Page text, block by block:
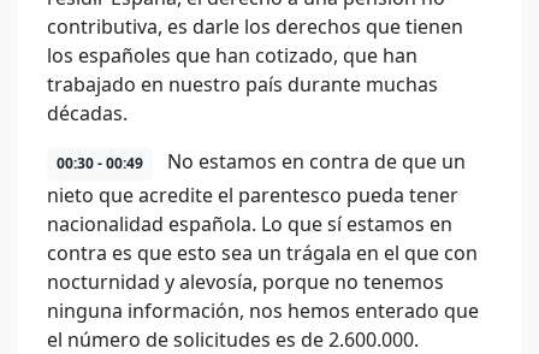
contributiva, es darle los derechos que tienen
los españoles que han cotizado, que han
trabajado en nuestro país durante muchas
décadas.
00:30 - 00:49
No estamos en contra de que un
nieto que acredite el parentesco pueda tener
nacionalidad española. Lo que sí estamos en
contra es que esto sea un trágala en el que con
nocturnidad y alevosía, porque no tenemos
ninguna información, nos hemos enterado que
el número de solicitudes es de 2.600.000.